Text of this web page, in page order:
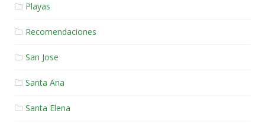
Playas
Recomendaciones
San Jose
Santa Ana
Santa Elena